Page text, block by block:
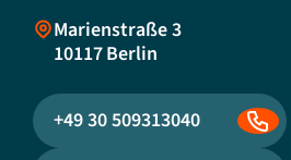
Marienstraße 3
10117Berlin
+49 30 509313040